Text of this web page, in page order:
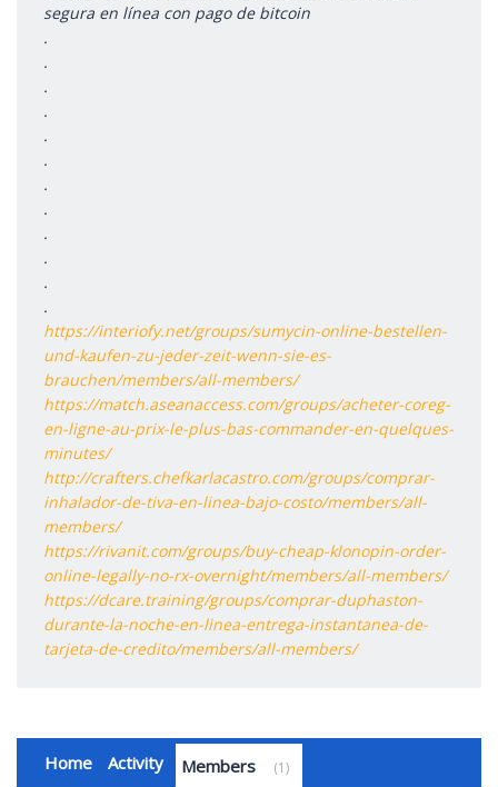
segura en línea con pago de bitcoin
.
.
.
.
.
.
.
.
.
.
.
.
https://interiofy.net/groups/sumycin-online-bestellen-
und-kaufen-zu-jeder-zeit-wenn-sie-es-
brauchen/members/all-members/
https://match.aseanaccess.com/groups/acheter-coreg-
en-ligne-au-prix-le-plus-bas-commander-en-quelques-
minutes/
http://crafters.chefkarlacastro.com/groups/comprar-
inhalador-de-tiva-en-linea-bajo-costo/members/all-
members/
https://rivanit.com/groups/buy-cheap-klonopin-order-
online-legally-no-rx-overnight/members/all-members/
https://dcare.training/groups/comprar-duphaston-
durante-la-noche-en-linea-entrega-instantanea-de-
tarjeta-de-credito/members/all-members/
Home Activity Members 1